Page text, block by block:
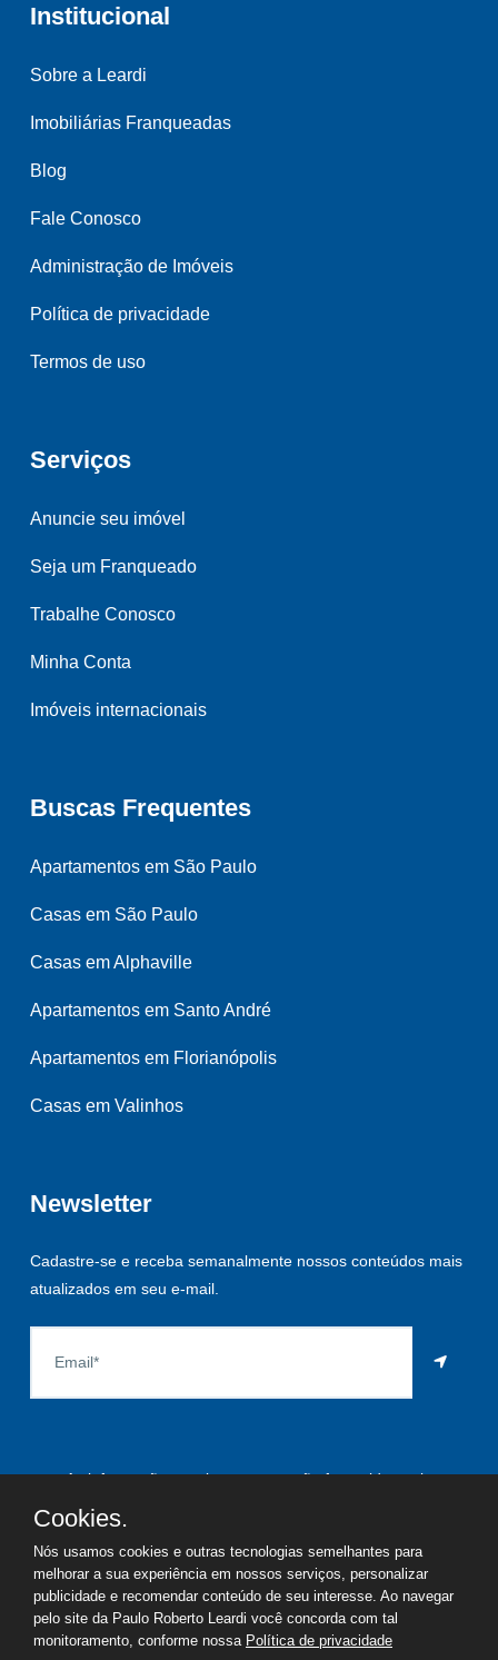
Institucional
Sobre a Leardi
Imobiliárias Franqueadas
Blog
Fale Conosco
Administração de Imóveis
Política de privacidade
Termos de uso
Serviços
Anuncie seu imóvel
Seja um Franqueado
Trabalhe Conosco
Minha Conta
Imóveis internacionais
Buscas Frequentes
Apartamentos em São Paulo
Casas em São Paulo
Casas em Alphaville
Apartamentos em Santo André
Apartamentos em Florianópolis
Casas em Valinhos
Newsletter
Cadastre-se e receba semanalmente nossos conteúdos mais
atualizados em seu e-mail.
As informações aqui constantes são fornecidas pelo
proprietário do imóvel e estão sujeitas a alteração a qualquer
©2026Copyright - Paulo Roberto Leardi | Todos os direitos
Cookies.
Nós usamos cookies e outras tecnologias semelhantes para
melhorar a sua experiência em nossos serviços, personalizar
publicidade e recomendar conteúdo de seu interesse. Ao navegar
pelo site da Paulo Roberto Leardi você concorda com tal
monitoramento, conforme nossa Política de privacidade